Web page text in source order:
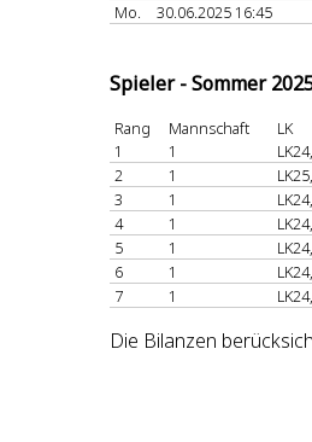
Mo.
30.06.2025 16:45
Spieler - Sommer
Rang Mannschaft
LK
1
1
2
1
3
1
4
1
5
1
6
1
7
1
Die Bilanzen